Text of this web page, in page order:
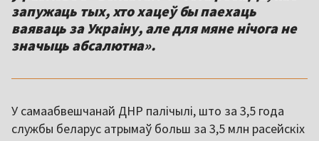
запужаць тых, хто хацеў бы паехаць
ваяваць за Украіну, але для мяне нічога не
значыць абсалютна».
У самаабвешчанай ДНР палічылі, што за 3,5 года
службы беларус атрымаў больш за 3,5 млн расейскіх